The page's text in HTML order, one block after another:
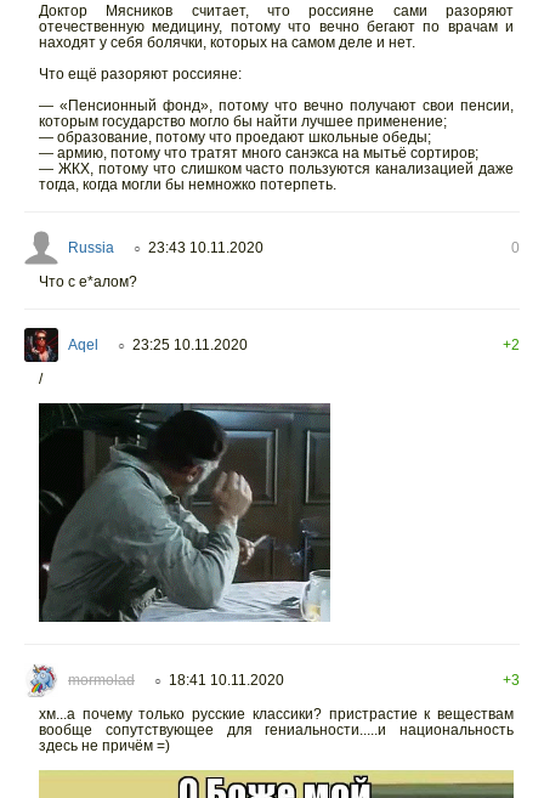
Доктор Мясников считает, что россияне сами разоряют
отечественную медицину, потому что вечно бегают по врачам и
находят у себя болячки, которых на самом деле и нет.
Что ещё разоряют россияне:
— «Пенсионный фонд», потому что вечно получают свои пенсии,
которым государство могло бы найти лучшее применение;
— образование, потому что проедают школьные обеды;
— армию, потому что тратят много санэкса на мытьё сортиров;
— ЖКХ, потому что слишком часто пользуются канализацией даже
тогда, когда могли бы немножко потерпеть.
Russia ○ 23:43 10.11.2020
0
Что с е*алом?
Aqel ○ 23:25 10.11.2020
+2
/
mormolad ○ 18:41 10.11.2020
+3
хм...а почему только русские классики? пристрастие к веществам
вообще сопутствующее для гениальности.....и национальность
здесь не причём =)